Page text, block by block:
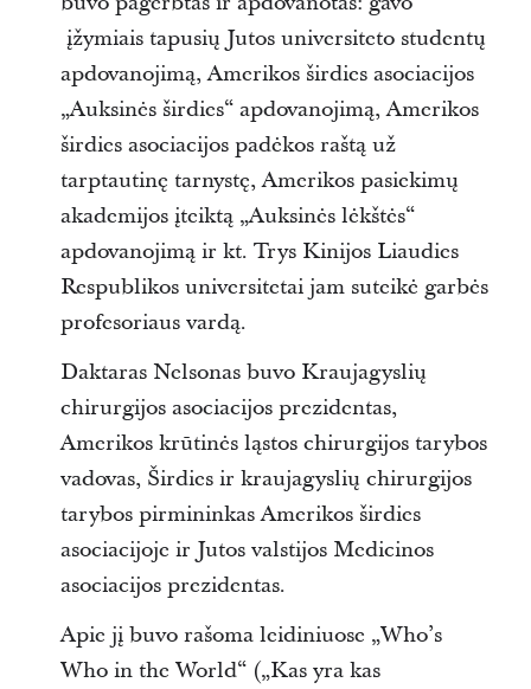
įžymiais tapusių Jutos universiteto studentų
apdovanojimą, Amerikos širdies asociacijos
„Auksinės širdies“ apdovanojimą, Amerikos
širdies asociacijos padėkos raštą už
tarptautinę tarnystę, Amerikos pasiekimų
akademijos įteiktą „Auksinės lėkštės“
apdovanojimą ir kt. Trys Kinijos Liaudies
Respublikos universitetai jam suteikė garbės
profesoriaus vardą.
Daktaras Nelsonas buvo Kraujagyslių
chirurgijos asociacijos prezidentas,
Amerikos krūtinės ląstos chirurgijos tarybos
vadovas, Širdies ir kraujagyslių chirurgijos
tarybos pirmininkas Amerikos širdies
asociacijoje ir Jutos valstijos Medicinos
asociacijos prezidentas.
Apie jį buvo rašoma leidiniuose „Who’s
Who in the World“ („Kas yra kas